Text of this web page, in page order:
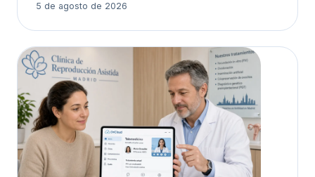
5 de agosto de 2026